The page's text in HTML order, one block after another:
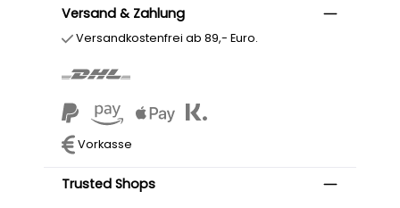
Versand & Zahlung
Versandkostenfrei ab 89,- Euro.
Vorkasse
Trusted Shops